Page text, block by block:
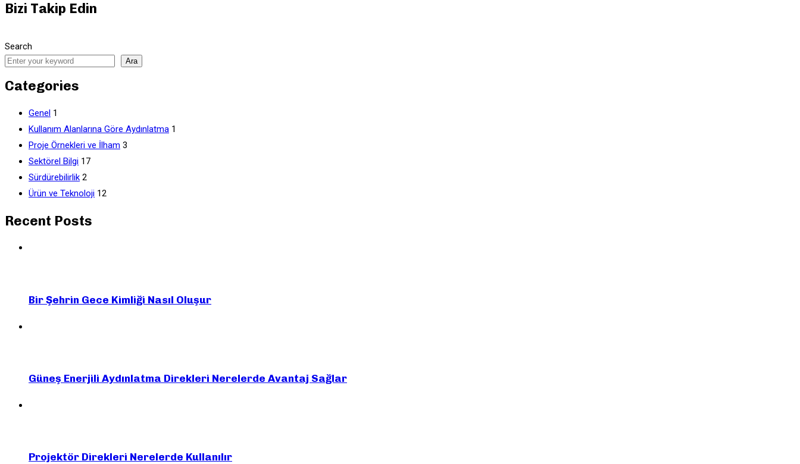
Bizi Takip Edin
Search
Ara
Categories
Genel 1
Kullanım Alanlarına Göre Aydınlatma 1
Proje Örnekleri ve İlham 3
Sektörel Bilgi 17
Sürdürebilirlik 2
Ürün ve Teknoloji 12
Recent Posts
Bir Şehrin Gece Kimliği Nasıl Oluşur
Güneş Enerjili Aydınlatma Direkleri Nerelerde Avantaj Sağlar
Projektör Direkleri Nerelerde Kullanılır